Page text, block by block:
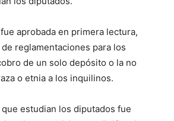
aprobada en primera lectura,
reglamentaciones para los
de un solo depósito o la no
o etnia a los inquilinos.
estudian los diputados fue